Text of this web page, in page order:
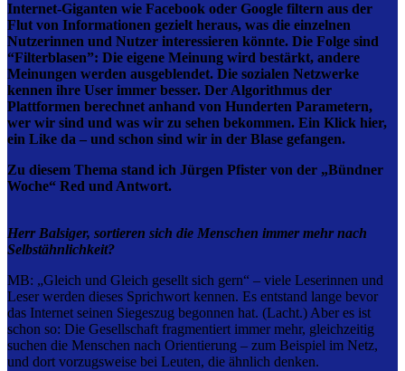
Internet-Giganten wie Facebook oder Google filtern aus der
Flut von Informationen gezielt heraus, was die einzelnen
Nutzerinnen und Nutzer interessieren könnte. Die Folge sind
“Filterblasen”: Die eigene Meinung wird bestärkt, andere
Meinungen werden ausgeblendet. Die sozialen Netzwerke
kennen ihre User immer besser. Der Algorithmus der
Plattformen berechnet anhand von Hunderten Parametern,
wer wir sind und was wir zu sehen bekommen. Ein Klick hier,
ein Like da – und schon sind wir in der Blase gefangen.
Zu diesem Thema stand ich Jürgen Pfister von der „Bündner
Woche“ Red und Antwort.
Herr Balsiger, sortieren sich die Menschen immer mehr nach
Selbstähnlichkeit?
MB: „Gleich und Gleich gesellt sich gern“ – viele Leserinnen und
Leser werden dieses Sprichwort kennen. Es entstand lange bevor
das Internet seinen Siegeszug begonnen hat. (Lacht.) Aber es ist
schon so: Die Gesellschaft fragmentiert immer mehr, gleichzeitig
suchen die Menschen nach Orientierung – zum Beispiel im Netz,
und dort vorzugsweise bei Leuten, die ähnlich denken.